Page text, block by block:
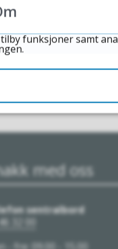
med oss
sentralbord
32 00
funksjoner samt